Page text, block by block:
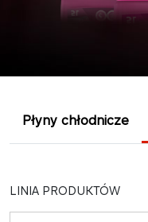
Płyny chłodnicze
LINIA PRODUKTÓW